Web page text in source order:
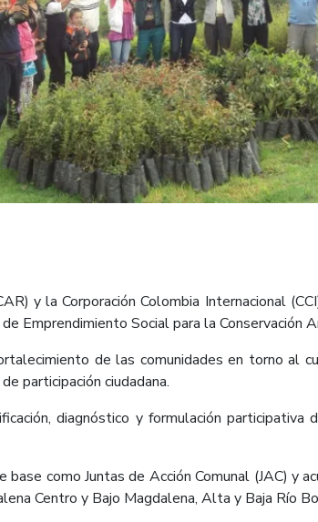
y la Corporación Colombia Internacional
Emprendimiento Social para la Conservación
de las comunidades en torno al
participación ciudadana.
diagnóstico y formulación
como Juntas de Acción Comunal (JAC) y
Centro y Bajo Magdalena, Alta y Baja Río